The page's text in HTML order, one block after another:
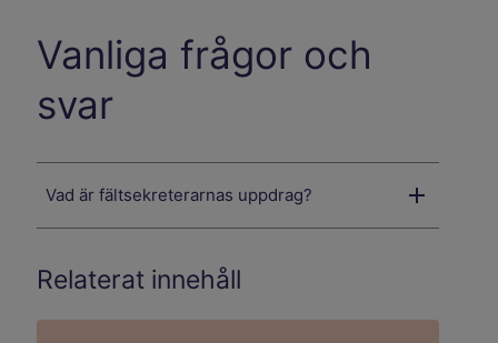
Vanliga frågor och
svar
Vad är fältsekreterarnas uppdrag?
Relaterat innehåll